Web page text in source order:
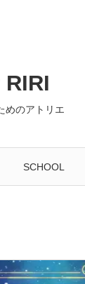
めのアトリエ
SCHOOL